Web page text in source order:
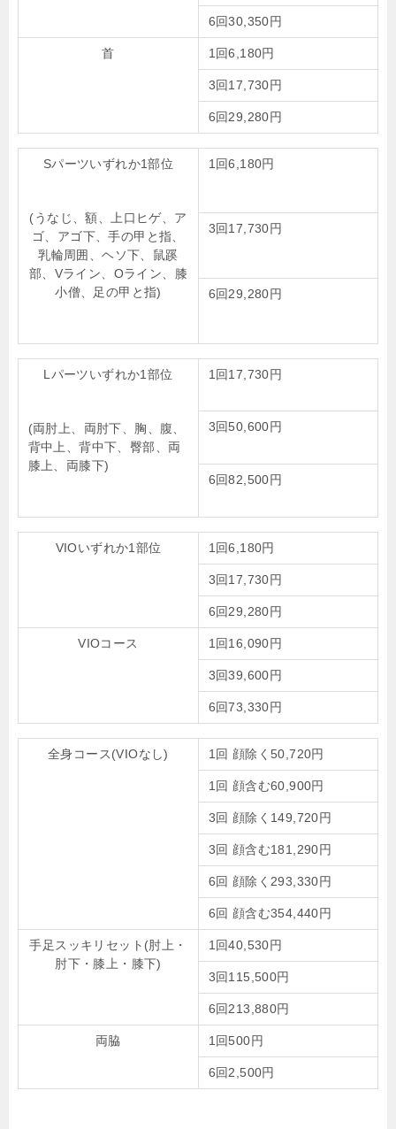
6回30,350円
首 1回6,180円
3回17,730円
6回29,280円
Sパーツいずれか1部位
(うなじ、額、上口ヒゲ、ア
ゴ、アゴ下、手の甲と指、
乳輪周囲、ヘソ下、鼠蹊
部、Vライン、Oライン、膝
小僧、足の甲と指)
1回6,180円
3回17,730円
6回29,280円
Lパーツいずれか1部位
(両肘上、両肘下、胸、腹、
背中上、背中下、臀部、両
膝上、両膝下)
1回17,730円
3回50,600円
6回82,500円
VIOいずれか1部位 1回6,180円
3回17,730円
6回29,280円
VIOコース 1回16,090円
3回39,600円
6回73,330円
全身コース(VIOなし) 1回 顔除く50,720円
1回 顔含む60,900円
3回 顔除く149,720円
3回 顔含む181,290円
6回 顔除く293,330円
6回 顔含む354,440円
手足スッキリセット(肘上・
肘下・膝上・膝下)
1回40,530円
3回115,500円
6回213,880円
両脇 1回500円
6回2,500円